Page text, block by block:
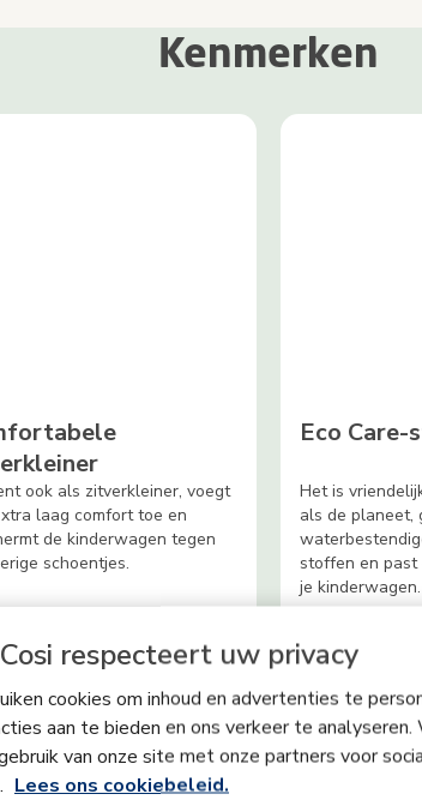
respecteert uw privacy
cookies om inhoud en advertenties te
aan te bieden en ons verkeer te
van onze site met onze partners voor
Lees ons cookiebeleid.
Kenmerken
ook als zitverkleiner, voegt
laag comfort toe en
de kinderwagen tegen
schoentjes.
Eco
Het is
als de planeet,
stoffen en
je kinderwagen.